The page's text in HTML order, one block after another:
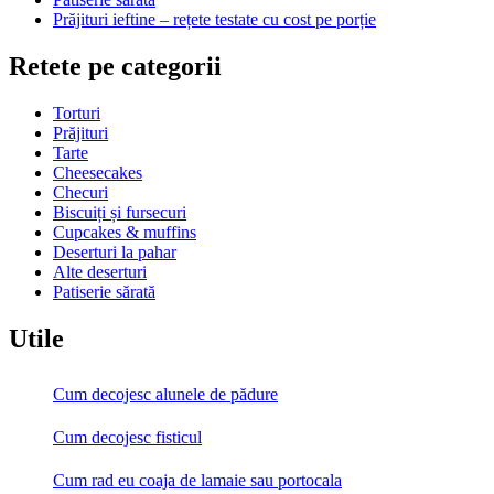
Prăjituri ieftine – rețete testate cu cost pe porție
Retete pe categorii
Torturi
Prăjituri
Tarte
Cheesecakes
Checuri
Biscuiți și fursecuri
Cupcakes & muffins
Deserturi la pahar
Alte deserturi
Patiserie sărată
Utile
Cum decojesc alunele de pădure
Cum decojesc fisticul
Cum rad eu coaja de lamaie sau portocala